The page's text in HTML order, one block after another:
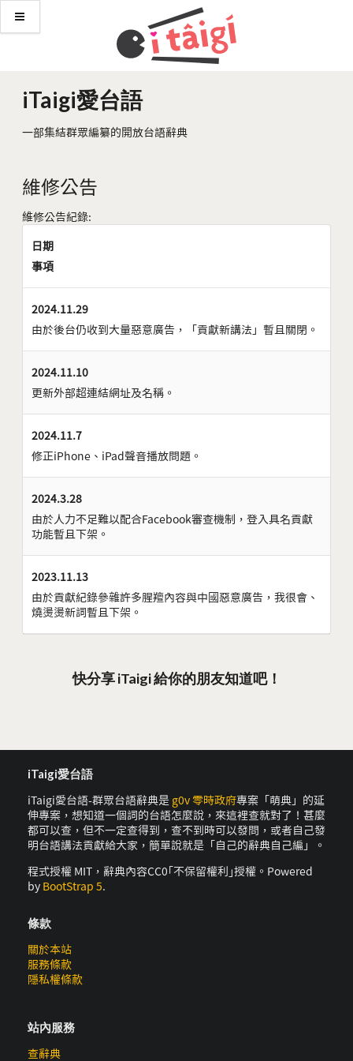
iTaigi愛台語
一部集結群眾編纂的開放台語辭典
維修公告
維修公告紀錄:
日期
事項
2024.11.29
由於後台仍收到大量惡意廣告，「貢獻新講法」暫且關閉。
2024.11.10
更新外部超連結網址及名稱。
2024.11.7
修正iPhone、iPad聲音播放問題。
2024.3.28
由於人力不足難以配合Facebook審查機制，登入具名貢獻
功能暫且下架。
2023.11.13
由於貢獻紀錄參雜許多腥羶內容與中國惡意廣告，我很會、
燒燙燙新詞暫且下架。
快分享 iTaigi 給你的朋友知道吧！
iTaigi愛台語
iTaigi愛台語-群眾台語辭典是 g0v 零時政府專案「萌典」的延
伸專案，想知道一個詞的台語怎麼說，來這裡查就對了！甚麼
都可以查，但不一定查得到，查不到時可以發問，或者自己發
明台語講法貢獻給大家，簡單說就是「自己的辭典自己編」。
程式授權 MIT，辭典內容CC0｢不保留權利｣授權。Powered
by BootStrap 5.
條款
關於本站
服務條款
隱私權條款
站內服務
查辭典